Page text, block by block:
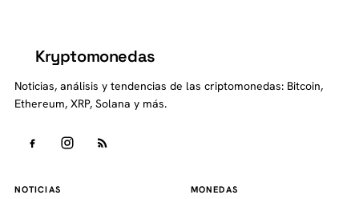
Kryptomonedas
Noticias, análisis y tendencias de las criptomonedas: Bitcoin,
Ethereum, XRP, Solana y más.
NOTICIAS MONEDAS